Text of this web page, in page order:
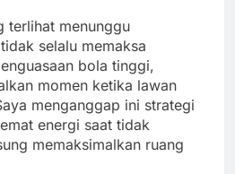
terlihat menunggu
selalu memaksa
bola tinggi,
momen ketika lawan
menganggap ini strategi
energi saat tidak
memaksimalkan ruang